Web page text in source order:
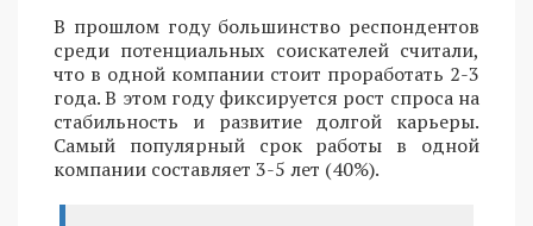
В прошлом году большинство респондентов
среди потенциальных соискателей считали,
что в одной компании стоит проработать 2-3
года. В этом году фиксируется рост спроса на
стабильность и развитие долгой карьеры.
Самый популярный срок работы в одной
компании составляет 3-5 лет (40%).